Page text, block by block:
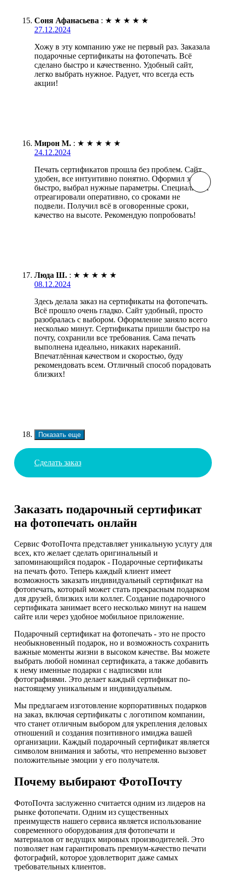
Соня Афанасьева : ★ ★ ★ ★ ★
27.12.2024
Хожу в эту компанию уже не первый раз. Заказала
подарочные сертификаты на фотопечать. Всё
сделано быстро и качественно. Удобный сайт,
легко выбрать нужное. Радует, что всегда есть
акции!
Мирон М. : ★ ★ ★ ★ ★
24.12.2024
Печать сертификатов прошла без проблем. Сайт
удобен, все интуитивно понятно. Оформил заказ
быстро, выбрал нужные параметры. Специалисты
отреагировали оперативно, со сроками не
подвели. Получил всё в оговоренные сроки,
качество на высоте. Рекомендую попробовать!
Люда Ш. : ★ ★ ★ ★ ★
08.12.2024
Здесь делала заказ на сертификаты на фотопечать.
Всё прошло очень гладко. Сайт удобный, просто
разобралась с выбором. Оформление заняло всего
несколько минут. Сертификаты пришли быстро на
почту, сохранили все требования. Сама печать
выполнена идеально, никаких нареканий.
Впечатлённая качеством и скоростью, буду
рекомендовать всем. Отличный способ порадовать
близких!
Показать еще
Сделать заказ
Заказать подарочный сертификат
на фотопечать онлайн
Сервис ФотоПочта представляет уникальную услугу для
всех, кто желает сделать оригинальный и
запоминающийся подарок - Подарочные сертификаты
на печать фото. Теперь каждый клиент имеет
возможность заказать индивидуальный сертификат на
фотопечать, который может стать прекрасным подарком
для друзей, близких или коллег. Создание подарочного
сертификата занимает всего несколько минут на нашем
сайте или через удобное мобильное приложение.
Подарочный сертификат на фотопечать - это не просто
необыкновенный подарок, но и возможность сохранить
важные моменты жизни в высоком качестве. Вы можете
выбрать любой номинал сертификата, а также добавить
к нему именные подарки с надписями или
фотографиями. Это делает каждый сертификат по-
настоящему уникальным и индивидуальным.
Мы предлагаем изготовление корпоративных подарков
на заказ, включая сертификаты с логотипом компании,
что станет отличным выбором для укрепления деловых
отношений и создания позитивного имиджа вашей
организации. Каждый подарочный сертификат является
символом внимания и заботы, что непременно вызовет
положительные эмоции у его получателя.
Почему выбирают ФотоПочту
ФотоПочта заслуженно считается одним из лидеров на
рынке фотопечати. Одним из существенных
преимуществ нашего сервиса является использование
современного оборудования для фотопечати и
материалов от ведущих мировых производителей. Это
позволяет нам гарантировать премиум-качество печати
фотографий, которое удовлетворит даже самых
требовательных клиентов.